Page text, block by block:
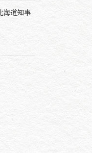
海道知事